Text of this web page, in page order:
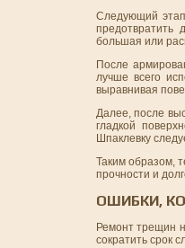
Следующий
предотвратить
большая или
После
лучше всего
выравнивая
Далее, после
гладкой
Шпаклевку
Таким образом,
прочности и
ОШИБКИ,
Ремонт трещин
сократить срок